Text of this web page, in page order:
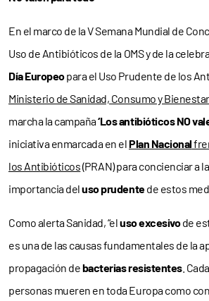
En el marco de la V Semana Mundial de
Uso de Antibióticos de la OMS y de la
Día Europeopara el Uso Prudente de los
Ministerio de Sanidad, Consumo y
marcha la campaña‘Los antibióticos NO
iniciativa enmarcada en elPlan Nacional
los Antibióticos(PRAN) para concienciar a
importancia deluso prudentede estos
Como alerta Sanidad, “eluso excesivode
es una de las causas fundamentales de la
propagación debacterias resistentes.
personas mueren en toda Europa como